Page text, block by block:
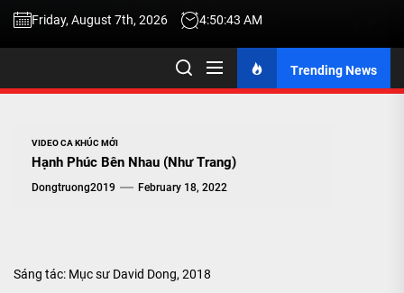
TALK
Friday, August 7th, 2026
4:50:44 AM
Trending News
VIDEO CA KHÚC MỚI
Hạnh Phúc Bên Nhau (Như Trang)
Dongtruong2019 February 18, 2022
Sáng tác: Mục sư David Dong, 2018